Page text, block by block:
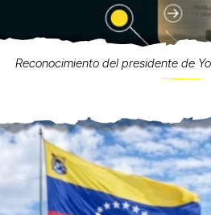
Reconocimiento del presidente de